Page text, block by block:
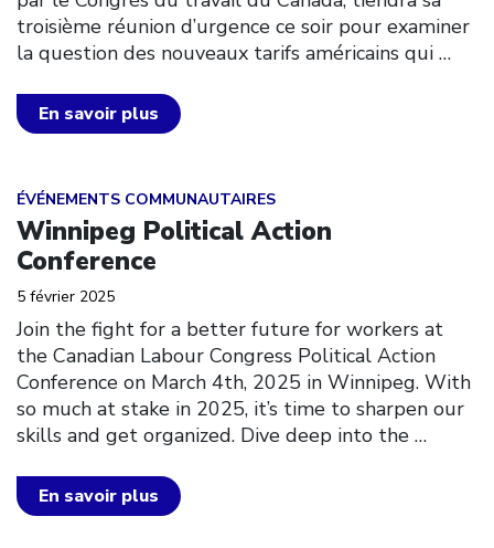
troisième réunion d’urgence ce soir pour examiner
la question des nouveaux tarifs américains qui …
En savoir plus
ÉVÉNEMENTS COMMUNAUTAIRES
Winnipeg Political Action
Conference
5 février 2025
Join the fight for a better future for workers at
the Canadian Labour Congress Political Action
Conference on March 4th, 2025 in Winnipeg. With
so much at stake in 2025, it’s time to sharpen our
skills and get organized. Dive deep into the …
En savoir plus
Click to open the link